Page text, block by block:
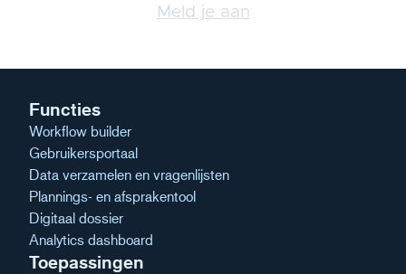
Meld je aan
Functies
Workflow builder
Gebruikersportaal
Data verzamelen en vragenlijsten
Plannings- en afsprakentool
Digitaal dossier
Analytics dashboard
Toepassingen